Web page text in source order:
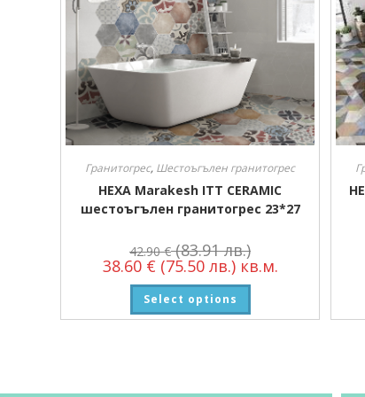
Гранитогрес, Шестоъгълен гранитогрес
HEXA Marakesh ITT CERAMIC
шестоъгълен гранитогрес 23*27
42.90€ (83.91 лв.)
38.60 € (75.50 лв.)кв.м.
Select options